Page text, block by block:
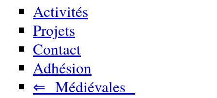
Activités
Projets
Contact
Adhésion
⇐ Médiévales